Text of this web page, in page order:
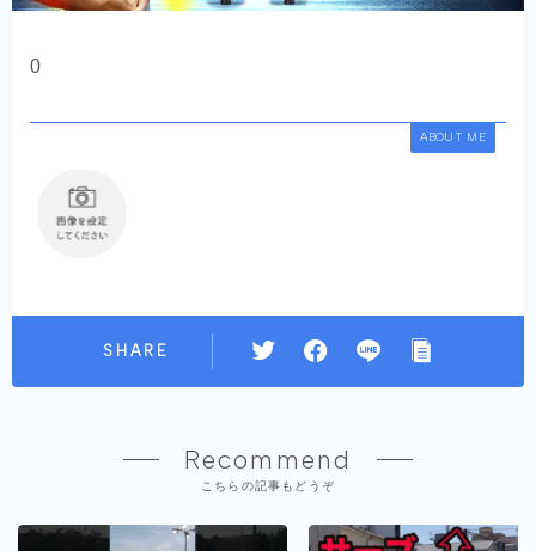
0
ABOUT ME
SHARE
Recommend
こちらの記事もどうぞ